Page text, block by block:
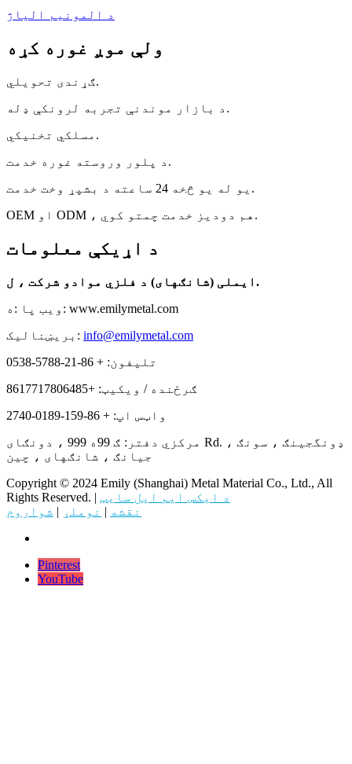
د المونیم الیاژ
ولې موږ غوره کړه
ګړندی تحویلي.
د بازار موندنې تجربه لرونکې ډله.
مسلکي تخنیکي.
د پلور وروسته غوره خدمت.
یو له یو څخه 24 ساعته د بشپړ وخت خدمت.
OEM او ODM ، هم دودیز خدمت چمتو کوي.
د اړیکې معلومات
ایملی (شانګهای) د فلزي موادو شرکت ، ل.
ویب پا :ه: www.emilymetal.com
بریښنالیک: info@emilymetal.com
تلیفون: + 86-21-5788-0538
ګرځنده / ویکیټ: +8617717806485
واټس اپ: + 86-159-0189-2740
مرکزي دفتر: ګ 99ه 999 ، دونګای Rd. ، ډونگجینګ ، سونګ
جیانګ ، شانګهای ، چین
Copyright © 2024 Emily (Shanghai) Metal Material Co., Ltd., All
Rights Reserved. | د ایکس ایم ایل سایټ
نقشه | نوملړ | شواروم
Pinterest
YouTube